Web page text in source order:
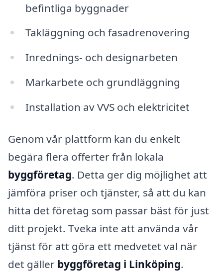
befintliga byggnader
Takläggning och fasadrenovering
Inrednings- och designarbeten
Markarbete och grundläggning
Installation av VVS och elektricitet
Genom vår plattform kan du enkelt
begära flera offerter från lokala
byggföretag. Detta ger dig möjlighet att
jämföra priser och tjänster, så att du kan
hitta det företag som passar bäst för just
ditt projekt. Tveka inte att använda vår
tjänst för att göra ett medvetet val när
det gäller byggföretag i Linköping.